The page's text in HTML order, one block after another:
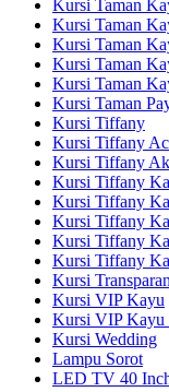
Kursi Taman
Kursi Taman
Kursi Taman
Kursi Taman
Kursi Taman
Kursi Taman
Kursi Tiffany
Kursi Tiffany
Kursi Tiffany
Kursi Tiffany
Kursi Tiffany
Kursi Tiffany
Kursi Tiffany
Kursi Tiffany
Kursi Transparan
Kursi VIP Kayu
Kursi VIP Kayu
Kursi Wedding
Lampu Sorot
LED TV 40